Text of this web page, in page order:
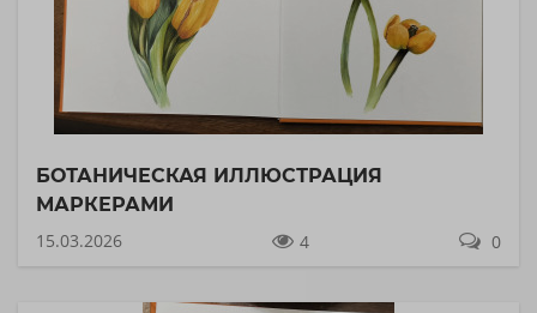
БОТАНИЧЕСКАЯ ИЛЛЮСТРАЦИЯ
МАРКЕРАМИ
15.03.2026
4 0